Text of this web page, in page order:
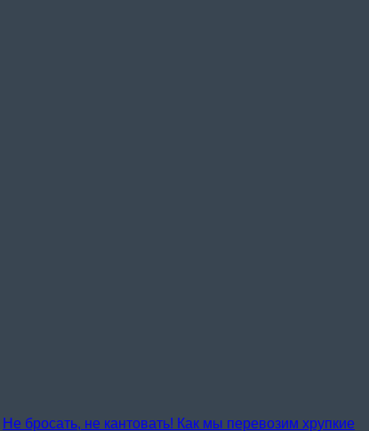
Не бросать, не кантовать! Как мы перевозим хрупкие